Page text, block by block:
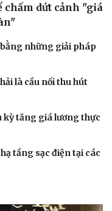
chấm dứt cảnh "giá
những giải pháp
là cầu nối thu hút
kỳ tăng giá lương thực
tầng sạc điện tại các